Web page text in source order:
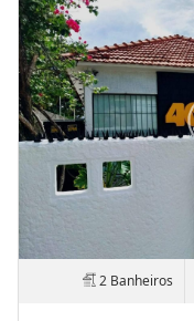
2 Banheiros